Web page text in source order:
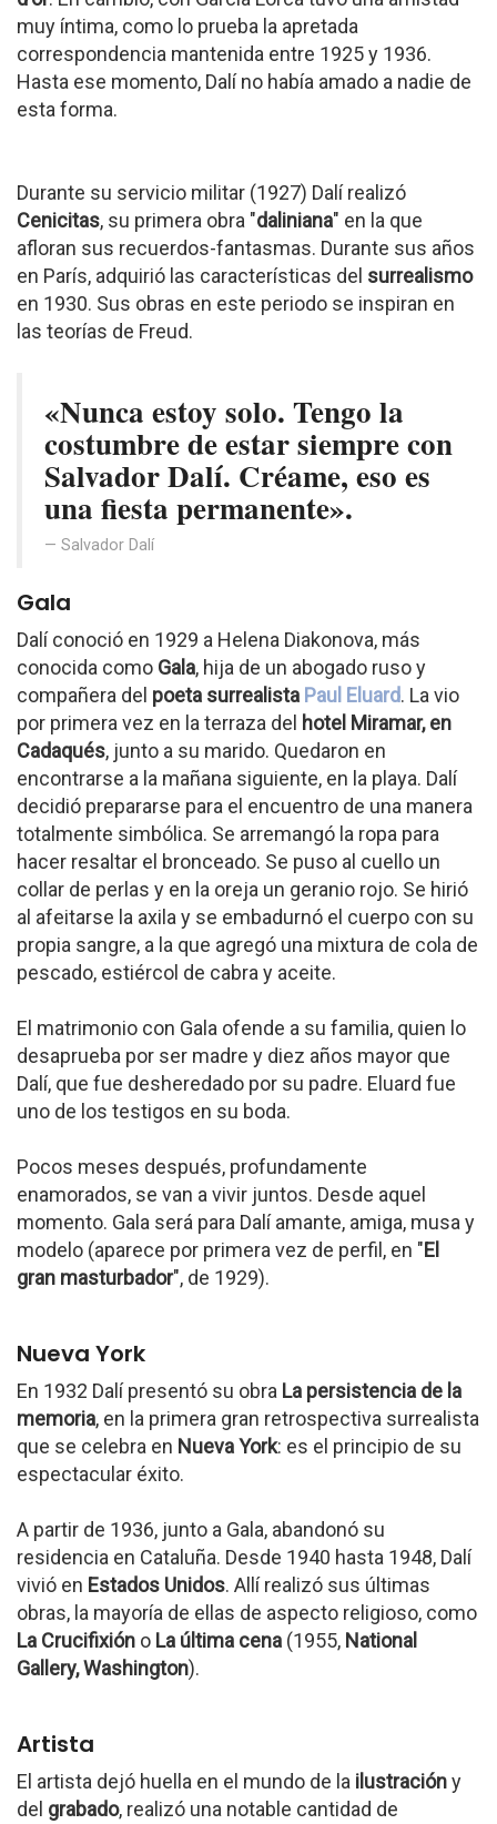
muy íntima, como lo prueba la apretada
correspondencia mantenida entre 1925 y 1936.
Hasta ese momento, Dalí no había amado a nadie de
esta forma.
Durante su servicio militar (1927) Dalí realizó
Cenicitas, su primera obra "daliniana" en la que
afloran sus recuerdos-fantasmas. Durante sus años
en París, adquirió las características del surrealismo
en 1930. Sus obras en este periodo se inspiran en
las teorías de Freud.
«Nunca estoy solo. Tengo la
costumbre de estar siempre con
Salvador Dalí. Créame, eso es
una fiesta permanente».
Salvador Dalí
Gala
Dalí conoció en 1929 a Helena Diakonova, más
conocida como Gala, hija de un abogado ruso y
compañera del poeta surrealista Paul Eluard. La vio
por primera vez en la terraza del hotel Miramar, en
Cadaqués, junto a su marido. Quedaron en
encontrarse a la mañana siguiente, en la playa. Dalí
decidió prepararse para el encuentro de una manera
totalmente simbólica. Se arremangó la ropa para
hacer resaltar el bronceado. Se puso al cuello un
collar de perlas y en la oreja un geranio rojo. Se hirió
al afeitarse la axila y se embadurnó el cuerpo con su
propia sangre, a la que agregó una mixtura de cola de
pescado, estiércol de cabra y aceite.
El matrimonio con Gala ofende a su familia, quien lo
desaprueba por ser madre y diez años mayor que
Dalí, que fue desheredado por su padre. Eluard fue
uno de los testigos en su boda.
Pocos meses después, profundamente
enamorados, se van a vivir juntos. Desde aquel
momento. Gala será para Dalí amante, amiga, musa y
modelo (aparece por primera vez de perfil, en "El
gran masturbador", de 1929).
Nueva York
En 1932 Dalí presentó su obra La persistencia de la
memoria, en la primera gran retrospectiva surrealista
que se celebra en Nueva York: es el principio de su
espectacular éxito.
A partir de 1936, junto a Gala, abandonó su
residencia en Cataluña. Desde 1940 hasta 1948, Dalí
vivió en Estados Unidos. Allí realizó sus últimas
obras, la mayoría de ellas de aspecto religioso, como
La Crucifixión o La última cena (1955, National
Gallery, Washington).
Artista
El artista dejó huella en el mundo de la ilustracióny
del grabado, realizó una notable cantidad de